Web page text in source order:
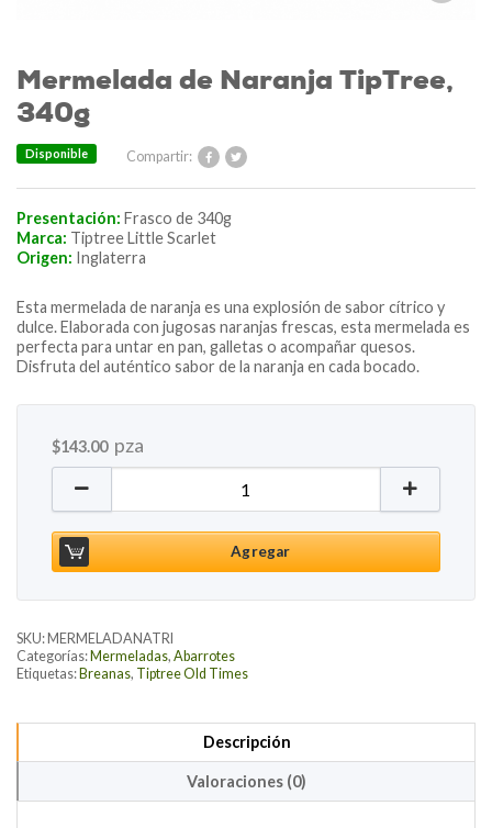
Mermelada de Naranja TipTree,
340g
Compartir:
Disponible
Presentación: Frasco de 340g
Marca: Tiptree Little Scarlet
Origen: Inglaterra
Esta mermelada de naranja es una explosión de sabor cítrico y
dulce. Elaborada con jugosas naranjas frescas, esta mermelada es
perfecta para untar en pan, galletas o acompañar quesos.
Disfruta del auténtico sabor de la naranja en cada bocado.
$143.00 pza
Mermelada de Naranja TipTree, 340g cantidad
Agregar
SKU: MERMELADANATRI
Categorías: Mermeladas, Abarrotes
Etiquetas: Breanas, Tiptree Old Times
Descripción
Valoraciones (0)